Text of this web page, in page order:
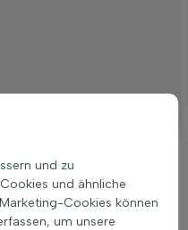
major 'Lars'
in voller Sonne oder
roten und
zu entwickeln.
und zu
und ähnliche
Cookies können
um unsere